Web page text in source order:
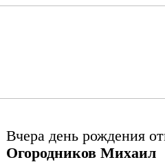
Вчера день рождения
Огородников Михаил